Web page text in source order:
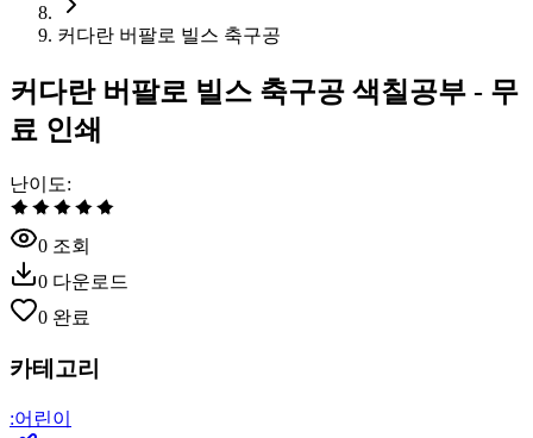
커다란 버팔로 빌스 축구공
커다란 버팔로 빌스 축구공 색칠공부 - 무
료 인쇄
난이도:
0 조회
0 다운로드
0 완료
카테고리
:어린이